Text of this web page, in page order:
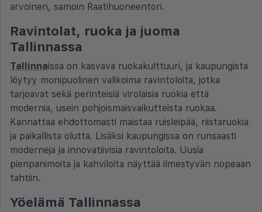
arvoinen, samoin Raatihuoneentori.
Ravintolat, ruoka ja juoma
Tallinnassa
Tallinnaissa on kasvava ruokakulttuuri, ja kaupungista
löytyy monipuolinen valikoima ravintoloita, jotka
tarjoavat sekä perinteisiä virolaisia ruokia että
modernia, usein pohjoismaisvaikutteista ruokaa.
Kannattaa ehdottomasti maistaa ruisleipää, riistaruokia
ja paikallista olutta. Lisäksi kaupungissa on runsaasti
moderneja ja innovatiivisia ravintoloita. Uusia
pienpanimoita ja kahviloita näyttää ilmestyvän nopeaan
tahtiin.
Yöelämä Tallinnassa